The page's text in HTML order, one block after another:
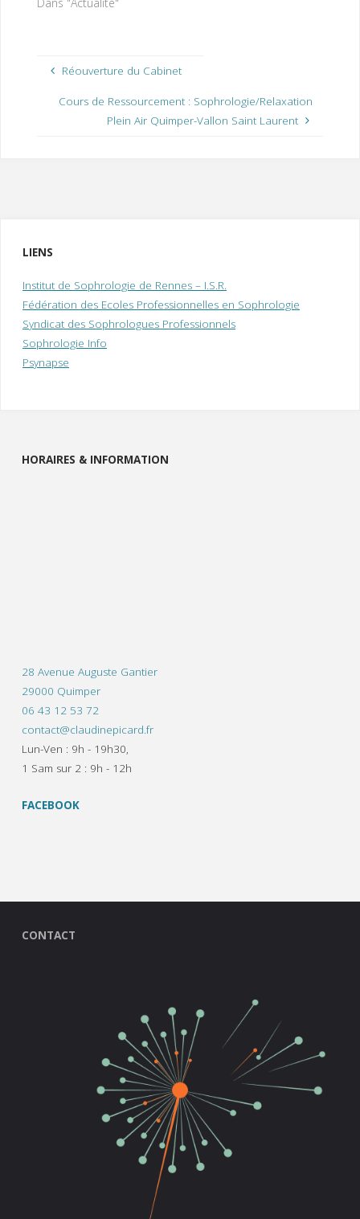
Dans "Actualité"
Réouverture du Cabinet
Cours de Ressourcement : Sophrologie/Relaxation
Plein Air Quimper-Vallon Saint Laurent
LIENS
Institut de Sophrologie de Rennes – I.S.R.
Fédération des Ecoles Professionnelles en Sophrologie
Syndicat des Sophrologues Professionnels
Sophrologie Info
Psynapse
HORAIRES & INFORMATION
28 Avenue Auguste Gantier
29000 Quimper
06 43 12 53 72
contact@claudinepicard.fr
Lun-Ven : 9h - 19h30,
1 Sam sur 2 : 9h - 12h
FACEBOOK
CONTACT